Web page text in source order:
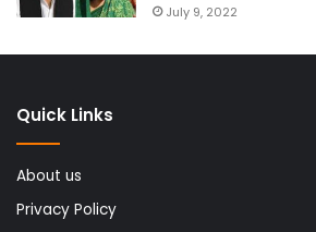
July 9, 2022
Quick Links
About us
Privacy Policy